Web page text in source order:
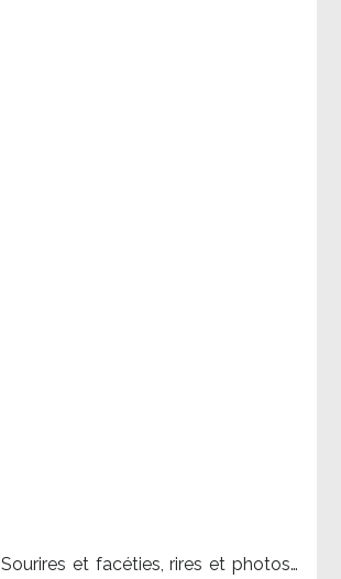
Sourires et facéties, rires et photos…